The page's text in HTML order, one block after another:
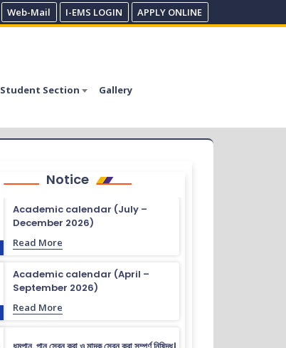
Web-Mail I-EMS LOGIN APPLY ONLINE
Student Section
Gallery
Notice
Academic calendar (July –
December 2026)
Read More
Academic calendar (April –
September 2026)
Read More